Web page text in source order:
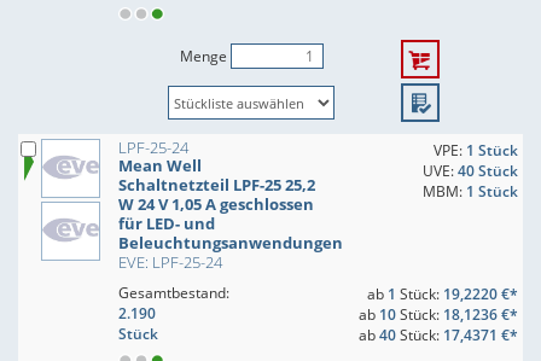
Menge
LPF-25-24
Mean Well
Schaltnetzteil LPF-25 25,2
W 24 V 1,05 A geschlossen
für LED- und
Beleuchtungsanwendungen
EVE: LPF-25-24
VPE: 1 Stück
UVE:40 Stück
MBM: 1 Stück
Gesamtbestand:
2.190
Stück
ab 1 Stück: 19,2220 €*
ab 10Stück: 18,1236 €*
ab40Stück: 17,4371 €*